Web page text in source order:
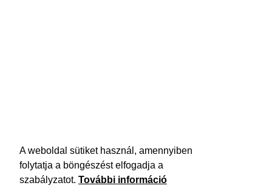
A weboldal sütiket használ, amennyiben
folytatja a böngészést elfogadja a
szabályzatot. További információ